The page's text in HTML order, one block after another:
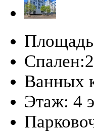
Спален:
Ванных
Этаж: 4